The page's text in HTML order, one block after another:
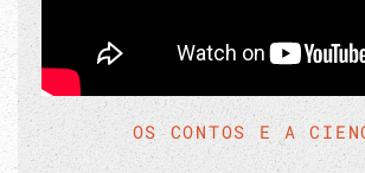
OS CONTOS E A